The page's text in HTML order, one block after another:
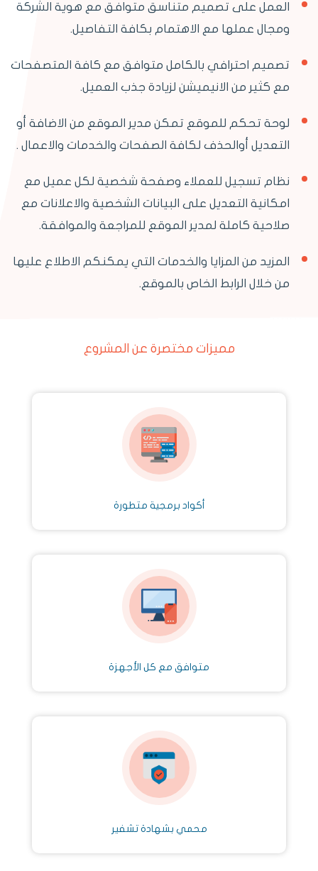
العمل على تصميم متناسق متوافق مع هوية الشركة
ومجال عملها مع الاهتمام بكافة التفاصيل.
تصميم احترافي بالكامل متوافق مع كافة المتصفحات
مع كثير من الانيميشن لزيادة جذب العميل.
لوحة تحكم للموقع تمكن مدير الموقع من الاضافة أو
التعديل أوالحذف لكافة الصفحات والخدمات والاعمال .
نظام تسجيل للعملاء وصفحة شخصية لكل عميل مع
امكانية التعديل على البيانات الشخصية والاعلانات مع
صلاحية كاملة لمدير الموقع للمراجعة والموافقة.
المزيد من المزايا والخدمات التي يمكنكم الاطلاع عليها
من خلال الرابط الخاص بالموقع.
مميزات مختصرة عن المشروع
أكواد برمجية متطورة
متوافق مع كل الأجهزة
محمي بشهادة تشفير